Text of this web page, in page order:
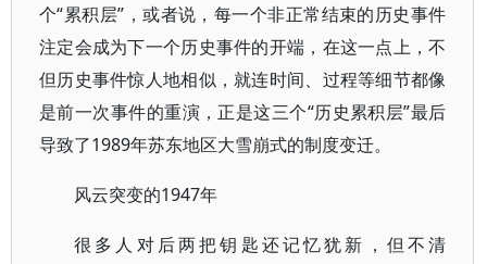
个“累积层”，或者说，每一个非正常结束的历史事件
注定会成为下一个历史事件的开端，在这一点上，不
但历史事件惊人地相似，就连时间、过程等细节都像
是前一次事件的重演，正是这三个“历史累积层”最后
导致了1989年苏东地区大雪崩式的制度变迁。
风云突变的1947年
很多人对后两把钥匙还记忆犹新，但不清